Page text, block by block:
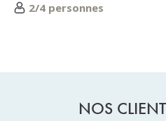
2/4 personnes
NOS